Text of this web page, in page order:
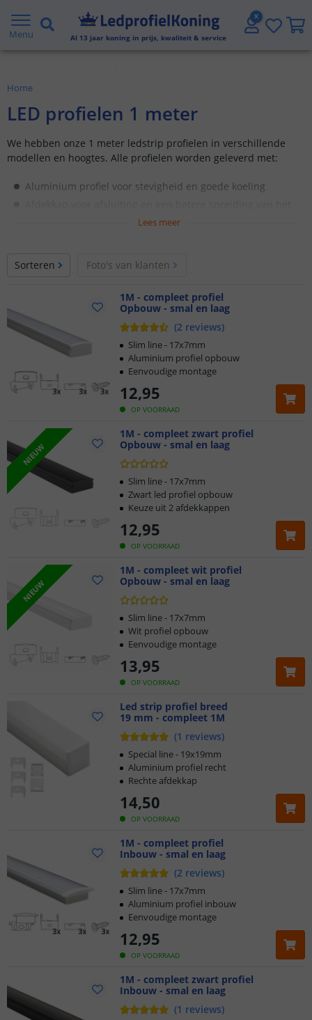
Menu Al 13 jaar koning in prijs, kwaliteit & service
Gratis verzending vanaf € 20,- NL en BE
Home
LED profielen 1 meter
We hebben onze 1 meter ledstrip profielen in verschillende
modellen en hoogtes. Alle profielen worden geleverd met:
Aluminium profiel voor stevigheid en goede koeling
Sommige profielen ook uitgevoerd in zwart
Geen verrassingen achteraf, dat is de service van
LedprofielKoning. Bestelt u meerdere exemplaren, bekijk dan
ook onze interessante staffelkorting.
Lees meer
Sorteren Foto's van klanten
1M - compleet profiel
Opbouw - smal en laag
(2 reviews)
OP VOORRAAD
12,95
Slim line - 17x7mm
Aluminium profiel opbouw
Eenvoudige montage
NIEUW
1M - compleet zwart profiel
Opbouw - smal en laag
OP VOORRAAD
12,95
Slim line - 17x7mm
Zwart led profiel opbouw
Keuze uit 2 afdekkappen
NIEUW
1M - compleet wit profiel
Opbouw - smal en laag
OP VOORRAAD
13,95
Slim line - 17x7mm
Wit profiel opbouw
Eenvoudige montage
Led strip profiel breed
19 mm - compleet 1M
(1 reviews)
OP VOORRAAD
14,50
Special line - 19x19mm
Aluminium profiel recht
Rechte afdekkap
1M - compleet profiel
Inbouw - smal en laag
(2 reviews)
OP VOORRAAD
12,95
Slim line - 17x7mm
Aluminium profiel inbouw
Eenvoudige montage
1M - compleet zwart profiel
Inbouw - smal en laag
(1 reviews)